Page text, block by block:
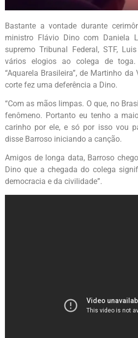
Bastante a vontade durante
ministro Flávio Dino com Daniela
supremo Tribunal Federal, STF,
vários elogios ao colega de
“Aquarela Brasileira”, de Martinho
corte fez uma deferência a Dino.
“Com as mãos limpas. O que, no
fenômeno. Portanto eu tenho a
carinho por ele, e só por isso vou
disse Barroso iniciando a canção.
Amigos de longa data, Barroso
Dino que a chegada do colega
democracia e da civilidade”.